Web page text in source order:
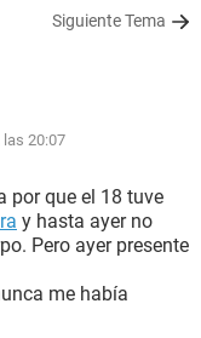
Siguiente Tema
las 20:07
por que el 18 tuve
y hasta ayer no
Pero ayer presente
me había